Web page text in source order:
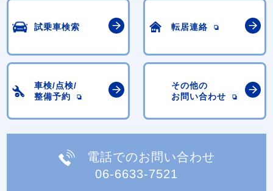
試乗車検索 転居連絡
車検/点検/
整備予約
その他の
お問い合わせ
電話でのお問い合わせ
06-6633-7521